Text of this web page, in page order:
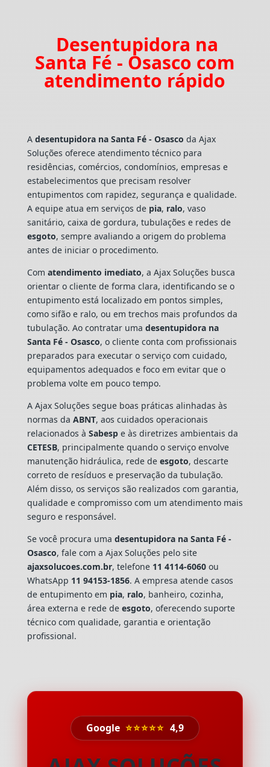
Desentupidora na
Santa Fé - Osasco com
atendimento rápido
A desentupidora na Santa Fé - Osasco da Ajax
Soluções oferece atendimento técnico para
residências, comércios, condomínios, empresas e
estabelecimentos que precisam resolver
entupimentos com rapidez, segurança e qualidade.
A equipe atua em serviços de pia, ralo, vaso
sanitário, caixa de gordura, tubulações e redes de
esgoto, sempre avaliando a origem do problema
antes de iniciar o procedimento.
Com atendimento imediato, a Ajax Soluções busca
orientar o cliente de forma clara, identificando se o
entupimento está localizado em pontos simples,
como sifão e ralo, ou em trechos mais profundos da
tubulação. Ao contratar uma desentupidora na
Santa Fé - Osasco, o cliente conta com profissionais
preparados para executar o serviço com cuidado,
equipamentos adequados e foco em evitar que o
problema volte em pouco tempo.
A Ajax Soluções segue boas práticas alinhadas às
normas da ABNT, aos cuidados operacionais
relacionados à Sabespe às diretrizes ambientais da
CETESB, principalmente quando o serviço envolve
manutenção hidráulica, rede de esgoto, descarte
correto de resíduos e preservação da tubulação.
Além disso, os serviços são realizados com garantia,
qualidade e compromisso com um atendimento mais
seguro e responsável.
Se você procura uma desentupidora na Santa Fé -
Osasco, fale com a Ajax Soluções pelo site
ajaxsolucoes.com.br, telefone 11 4114-6060ou
WhatsApp 11 94153-1856. A empresa atende casos
de entupimento em pia, ralo, banheiro, cozinha,
área externa e rede de esgoto, oferecendo suporte
técnico com qualidade, garantia e orientação
profissional.
Google ⭐⭐⭐⭐⭐ 4,9